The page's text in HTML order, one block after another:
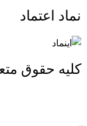
نماد اعتماد
کلیه حقوق